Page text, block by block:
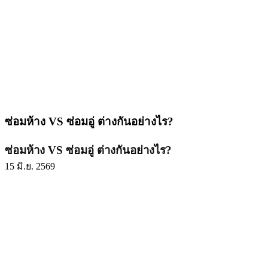
ซ่อมห้าง VS ซ่อมอู่ ต่างกันอย่างไร?
ซ่อมห้าง VS ซ่อมอู่ ต่างกันอย่างไร?
15 มิ.ย. 2569